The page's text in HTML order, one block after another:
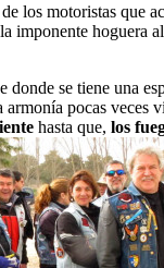
los motoristas que
imponente hoguera
se tiene una
pocas veces
hasta que, los